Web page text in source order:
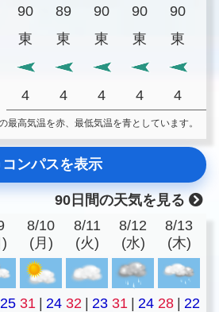
90 89 90 90 90
東
東 東 東 東
4 4 4 4 4
高気温を赤、最低気温を青としています。
コンパスを表示
90日間の天気を見る
8/10
(月)
8/11
(火)
8/12
(水)
8/13
(木)
25 31 | 24 32 | 23 31 | 24 28 | 22